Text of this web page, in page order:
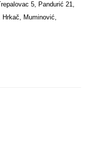
5, Pandurić 21,
Hrkač, Muminović,